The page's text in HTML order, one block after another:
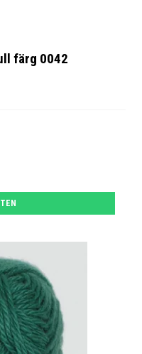
färg 0042